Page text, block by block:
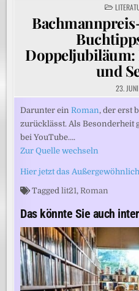
POSTED
IN
Doppeljubiläum:
und
23.
Darunter ein Roman, der erst
zurücklässt. Als Besonderheit
bei YouTube….
Zur Quelle wechseln
Hier jetzt das
Taggedlit21, Roman
Das könnte Sie auch